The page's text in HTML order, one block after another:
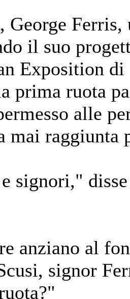
George Ferris,
il suo
Exposition di
prima ruota
alle
mai raggiunta
signori,"
anziano al
signor